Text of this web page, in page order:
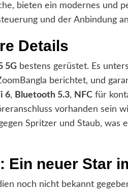
bieten ein modernes und
und der Anbindung
Details
5Gbestens gerüstet. Es
berichtet, und
6, Bluetooth 5.3, NFCfür
vorhanden sein
Spritzer und Staub, was
Ein neuer Star
noch nicht bekannt